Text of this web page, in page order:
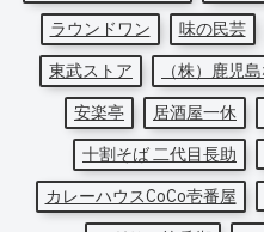
ラウンドワン
味の民芸
東武ストア
（株）鹿児
安楽亭
居酒屋一休
十割そば 二代目長助
カレーハウスCoCo壱番屋